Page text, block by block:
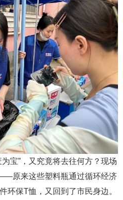
宝”，又究竟将去往何方？现场
原来这些塑料瓶通过循环经济
环保T恤，又回到了市民身边。